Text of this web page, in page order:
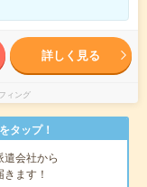
詳しく見る
ィング
タップ！
遣会社から
きます！